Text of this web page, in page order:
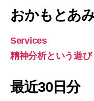
おかもとあ
Services
精神分析という遊び
最近30日分